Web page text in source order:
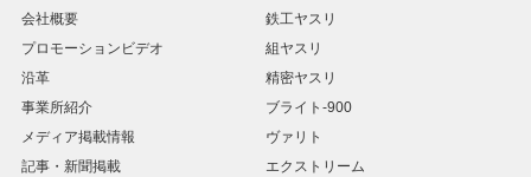
会社概要
プロモーションビデオ
沿革
事業所紹介
メディア掲載情報
記事・新聞掲載
鉄工ヤスリ
組ヤスリ
精密ヤスリ
ブライト-900
ヴァリト
エクストリーム